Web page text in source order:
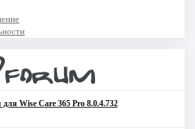
Wise Care 365 Pro 8.0.4.732